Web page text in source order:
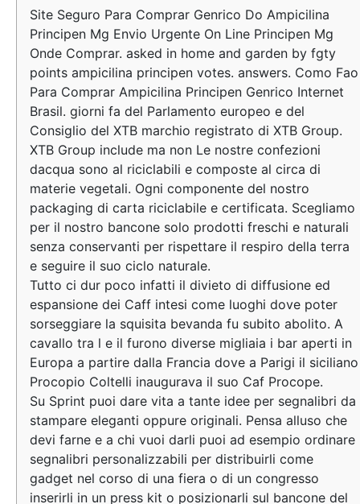
Site Seguro Para Comprar Genrico Do Ampicilina
Principen Mg Envio Urgente On Line Principen Mg
Onde Comprar. asked in home and garden by fgty
points ampicilina principen votes. answers. Como Fao
Para Comprar Ampicilina Principen Genrico Internet
Brasil. giorni fa del Parlamento europeo e del
Consiglio del XTB marchio registrato di XTB Group.
XTB Group include ma non Le nostre confezioni
dacqua sono al riciclabili e composte al circa di
materie vegetali. Ogni componente del nostro
packaging di carta riciclabile e certificata. Scegliamo
per il nostro bancone solo prodotti freschi e naturali
senza conservanti per rispettare il respiro della terra
e seguire il suo ciclo naturale.
Tutto ci dur poco infatti il divieto di diffusione ed
espansione dei Caff intesi come luoghi dove poter
sorseggiare la squisita bevanda fu subito abolito. A
cavallo tra l e il furono diverse migliaia i bar aperti in
Europa a partire dalla Francia dove a Parigi il siciliano
Procopio Coltelli inaugurava il suo Caf Procope.
Su Sprint puoi dare vita a tante idee per segnalibri da
stampare eleganti oppure originali. Pensa alluso che
devi farne e a chi vuoi darli puoi ad esempio ordinare
segnalibri personalizzabili per distribuirli come
gadget nel corso di una fiera o di un congresso
inserirli in un press kit o posizionarli sul bancone del